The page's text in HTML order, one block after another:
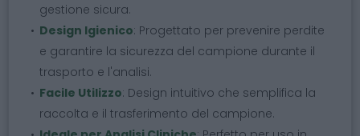
gestione sicura.
Design Igienico: Progettato per prevenire perdite
e garantire la sicurezza del campione durante il
trasporto e l'analisi.
Facile Utilizzo: Design intuitivo che semplifica la
raccolta e il trasferimento del campione.